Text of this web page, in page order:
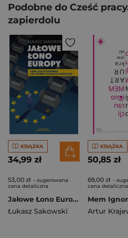
Podobne do Cześć
zapierdolu
KSIĄŻKA
34,99 zł
53,00 zł - sugerowana
cena detaliczna
Jałowe Łono Europy Czeka nas wyludnienie czy jesteśmy skazani na migrację?
Łukasz Sakowski
KSIĄŻKA
50,85 zł
69,00 zł -
cena detaliczna
Mem
Artur